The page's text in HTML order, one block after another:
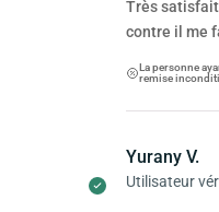
Très
contre il me
La personne
remise
Yurany V.
Utilisateur